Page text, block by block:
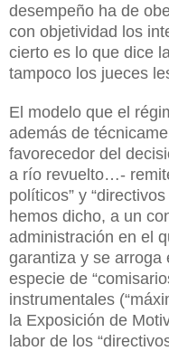
desempeño ha de
con objetividad los
cierto es lo que dice
tampoco los jueces
El modelo que el
además de
favorecedor del
a río revuelto…-
políticos” y
hemos dicho, a un
administración en el
garantiza y se arroga
especie de
instrumentales
la Exposición de
labor de los